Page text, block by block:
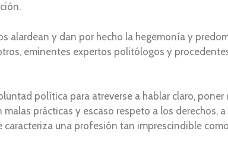
alardean y dan por hecho la hegemonía y
eminentes expertos politólogos y
política para atreverse a hablar claro,
prácticas y escaso respeto a los derechos,
una profesión tan imprescindible